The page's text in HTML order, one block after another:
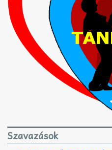
Szavazások